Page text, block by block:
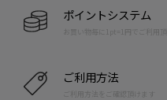
ポイントシステム
お買い物毎に1pt=1円でご利用
ご利用方法
ご利用方法をご確認頂けます